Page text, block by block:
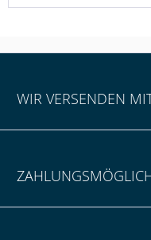
WIR VERSENDEN